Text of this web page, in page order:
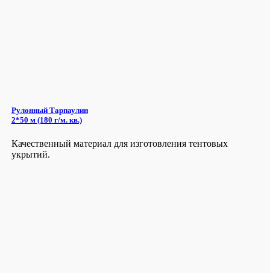
Рулонный Тарпаулин
2*50 м (180 г/м. кв.)
Качественный материал для изготовления тентовых
укрытий.